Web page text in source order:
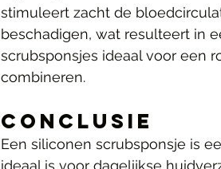
stimuleert zacht de
beschadigen, wat resulteert in
scrubsponsjes ideaal voor een
combineren.
Conclusie
Een siliconen scrubsponsje is
ideaal is voor dagelijkse